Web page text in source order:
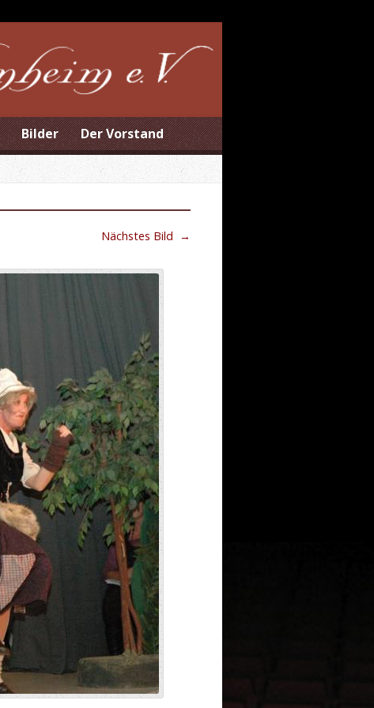
Bilder Der Vorstand
Nächstes Bild →